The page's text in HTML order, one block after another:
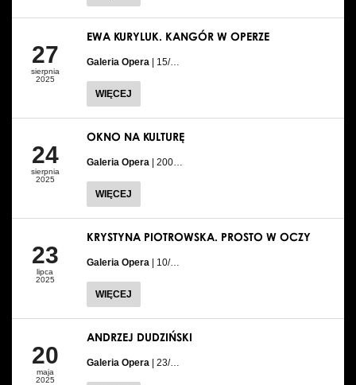
27
sierpnia
2025
EWA KURYLUK. KANGÓR W OPERZE
Galeria Opera | 15/…
WIĘCEJ
24
sierpnia
2025
OKNO NA KULTURĘ
Galeria Opera | 200…
WIĘCEJ
23
lipca
2025
KRYSTYNA PIOTROWSKA. PROSTO W OCZY
Galeria Opera | 10/…
WIĘCEJ
20
maja
2025
ANDRZEJ DUDZIŃSKI
Galeria Opera | 23/…